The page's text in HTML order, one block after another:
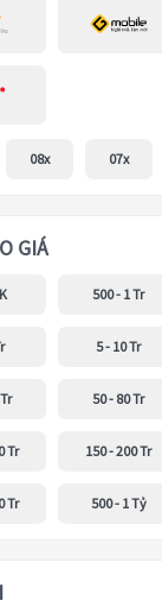
08x 07x
GIÁ
500 - 1 Tr
5 - 10 Tr
50 - 80 Tr
Tr 150 - 200 Tr
Tr 500 - 1 Tỷ